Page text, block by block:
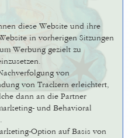
diese Website und ihre
in vorherigen Sitzungen
Werbung gezielt zu
von
von Trackern erleichtert,
dann an die Partner
und Behavioral
Option auf Basis von